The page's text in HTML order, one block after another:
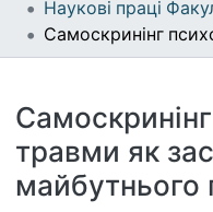
травми як
майбутнього